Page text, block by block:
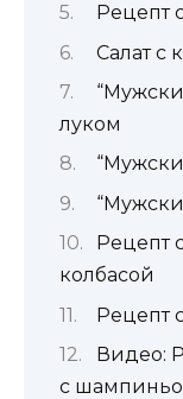
Рецепт
Салат с
луком
Рецепт
колбасой
Рецепт
Видео:
с